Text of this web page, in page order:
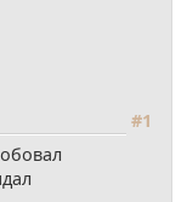
#1